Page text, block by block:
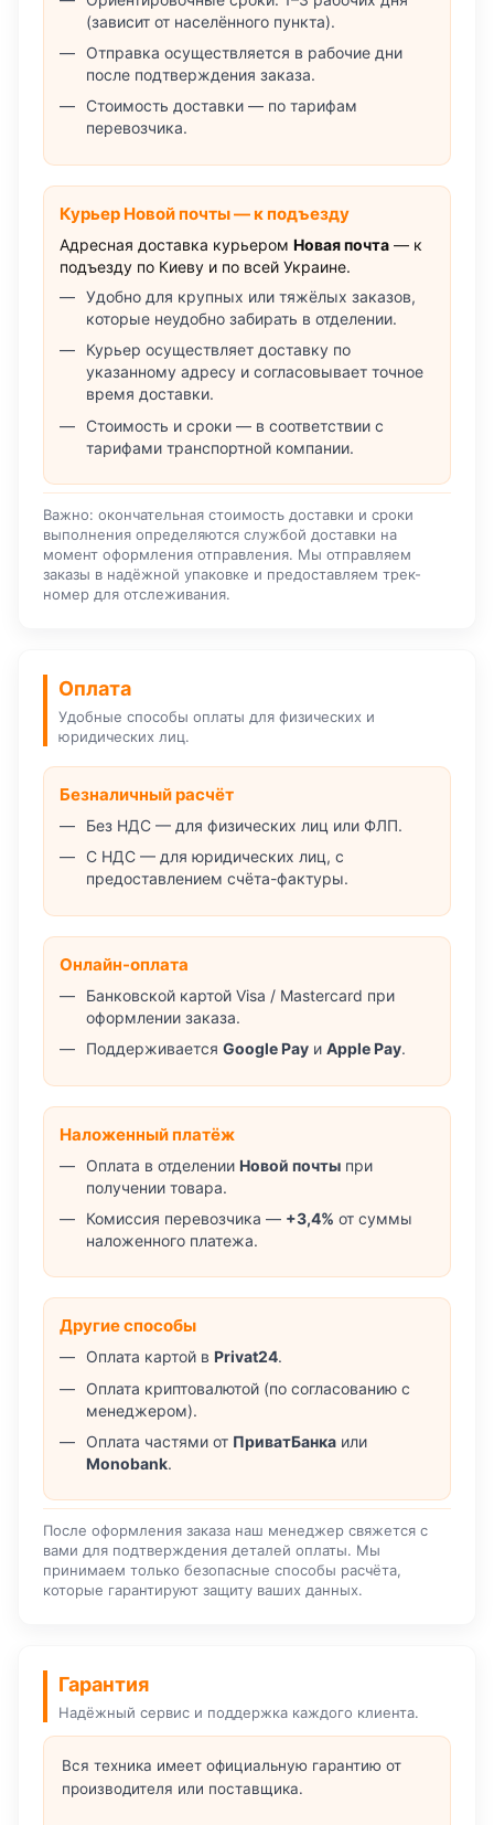
(зависит от населённого пункта).
Отправка осуществляется в рабочие дни
после подтверждения заказа.
Стоимость доставки — по тарифам
перевозчика.
Курьер Новой почты — к подъезду
Адресная доставка курьером Новая почта — к
подъезду по Киеву и по всей Украине.
Удобно для крупных или тяжёлых заказов,
которые неудобно забирать в отделении.
Курьер осуществляет доставку по
указанному адресу и согласовывает точное
время доставки.
Стоимость и сроки — в соответствии с
тарифами транспортной компании.
Важно: окончательная стоимость доставки и сроки
выполнения определяются службой доставки на
момент оформления отправления. Мы отправляем
заказы в надёжной упаковке и предоставляем трек-
номер для отслеживания.
Оплата
Удобные способы оплаты для физических и
юридических лиц.
Безналичный расчёт
Без НДС — для физических лиц или ФЛП.
С НДС — для юридических лиц, с
предоставлением счёта-фактуры.
Онлайн-оплата
Банковской картой Visa / Mastercard при
оформлении заказа.
Поддерживается Google Pay и Apple Pay.
Наложенный платёж
Оплата в отделении Новой почты при
получении товара.
Комиссия перевозчика — +3,4% от суммы
наложенного платежа.
Другие способы
Оплата картой в Privat24.
Оплата криптовалютой (по согласованию с
менеджером).
Оплата частями от ПриватБанка или
Monobank.
После оформления заказа наш менеджер свяжется с
вами для подтверждения деталей оплаты. Мы
принимаем только безопасные способы расчёта,
которые гарантируют защиту ваших данных.
Гарантия
Надёжный сервис и поддержка каждого клиента.
Вся техника имеет официальную гарантию от
производителя или поставщика.